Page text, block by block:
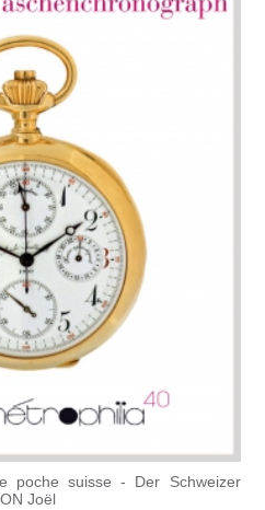
poche suisse - Der Schweizer
Joël